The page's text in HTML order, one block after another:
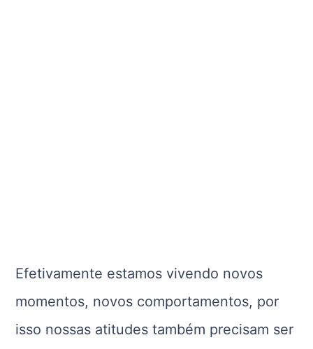
Efetivamente estamos vivendo novos
momentos, novos comportamentos, por
isso nossas atitudes também precisam ser